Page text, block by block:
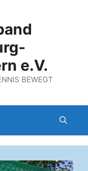
e.V.
BEWEGT